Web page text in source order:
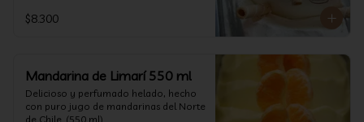
$8.300
Mandarina de Limarí 550 ml
Delicioso y perfumado helado, hecho
con puro jugo de mandarinas del Norte
de Chile. (550 ml)